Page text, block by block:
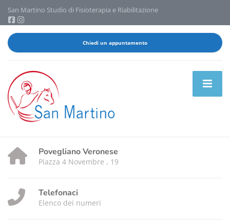
San Martino Studio di Fisioterapia e Riabilitazione
Chiedi un appuntamento
Povegliano Veronese
Piazza 4 Novembre , 19
Telefonaci
Elenco dei numeri